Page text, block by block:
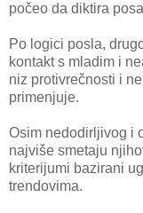
počeo da diktira
Po logici posla,
kontakt s mladim i
niz protivrečnosti i
primenjuje.
Osim nedodirljivog i
najviše smetaju
kriterijumi bazirani
trendovima.